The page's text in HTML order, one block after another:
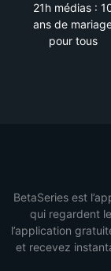
21h médias :
ans de
pour tous
BetaSeries est
qui regardent
l’application
et recevez